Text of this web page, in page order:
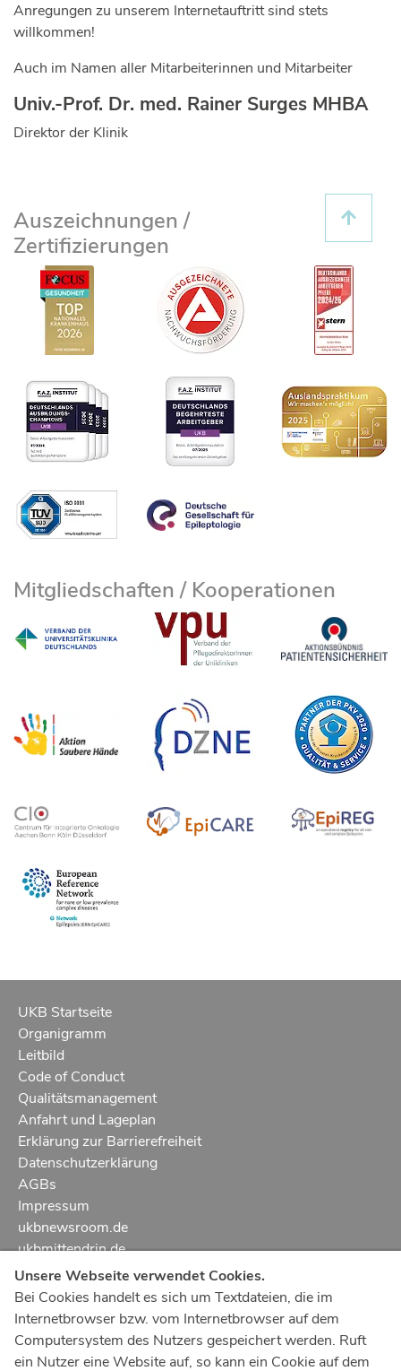
Anregungen zu unserem Internetauftritt sind stets
willkommen!
Auch im Namen aller Mitarbeiterinnen und Mitarbeiter
Univ.-Prof. Dr. med. Rainer Surges MHBA
Direktor der Klinik
Auszeichnungen /
Zertifizierungen
Mitgliedschaften / Kooperationen
UKB Startseite
Organigramm
Leitbild
Code of Conduct
Qualitätsmanagement
Anfahrt und Lageplan
Erklärung zur Barrierefreiheit
Datenschutzerklärung
AGBs
Impressum
ukbnewsroom.de
ukbmittendrin.de
Notruf112
Ärztlicher Notdienst116 117
Giftnotrufzentrale
Unsere Webseite verwendet Cookies.
Bei Cookies handelt es sich um Textdateien, die im
Internetbrowser bzw. vom Internetbrowser auf dem
Computersystem des Nutzers gespeichert werden. Ruft
ein Nutzer eine Website auf, so kann ein Cookie auf dem